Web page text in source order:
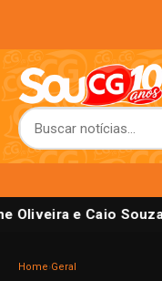
Oliveira e Caio
Home Geral